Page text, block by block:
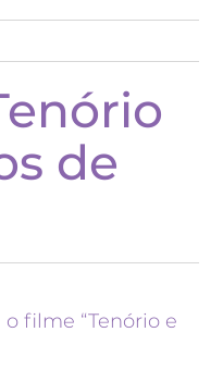
de
filme “Tenório e